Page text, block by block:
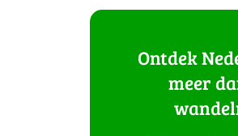
Ontdek
meer